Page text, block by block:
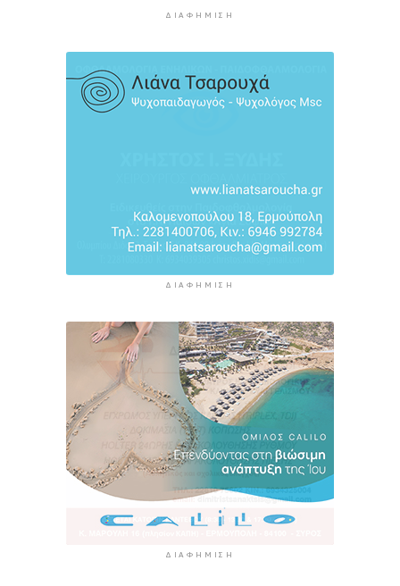
4 ώρες 10 λεπτά πρίν
Ο «χάρτης» των πληρωμών από τον e-ΕΦΚΑ και
ΔΙΑΦΉΜΙΣΗ
ΔΙΑΦΉΜΙΣΗ
ΔΙΑΦΉΜΙΣΗ